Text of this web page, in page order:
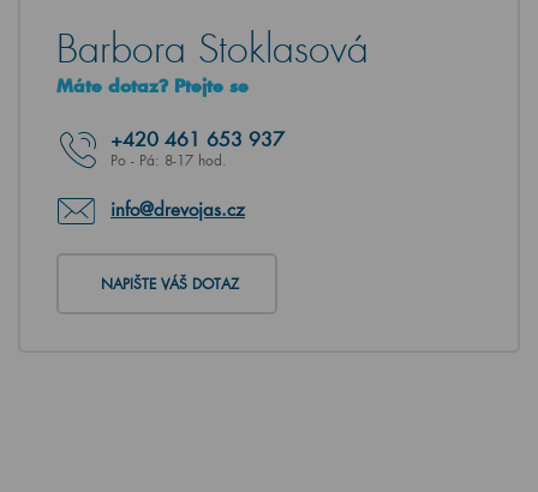
Barbora Stoklasová
Máte dotaz? Ptejte se
+420 461 653 937
Po - Pá: 8-17 hod.
info@drevojas.cz
NAPIŠTE VÁŠ DOTAZ